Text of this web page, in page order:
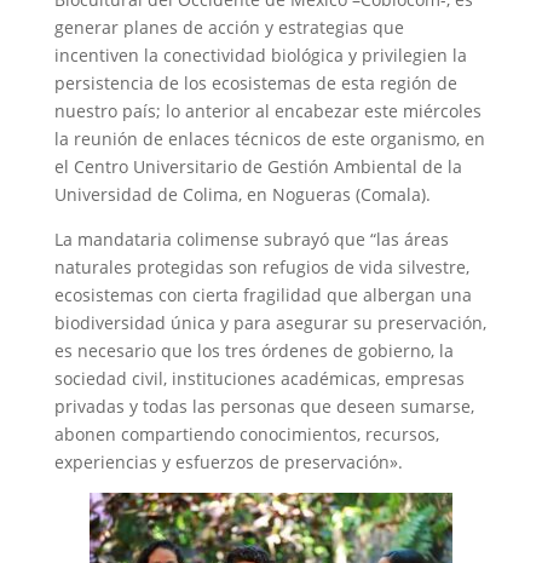
generar planes de acción y estrategias que
incentiven la conectividad biológica y privilegien la
persistencia de los ecosistemas de esta región de
nuestro país; lo anterior al encabezar este miércoles
la reunión de enlaces técnicos de este organismo, en
el Centro Universitario de Gestión Ambiental de la
Universidad de Colima, en Nogueras (Comala).
La mandataria colimense subrayó que “las áreas
naturales protegidas son refugios de vida silvestre,
ecosistemas con cierta fragilidad que albergan una
biodiversidad única y para asegurar su preservación,
es necesario que los tres órdenes de gobierno, la
sociedad civil, instituciones académicas, empresas
privadas y todas las personas que deseen sumarse,
abonen compartiendo conocimientos, recursos,
experiencias y esfuerzos de preservación».